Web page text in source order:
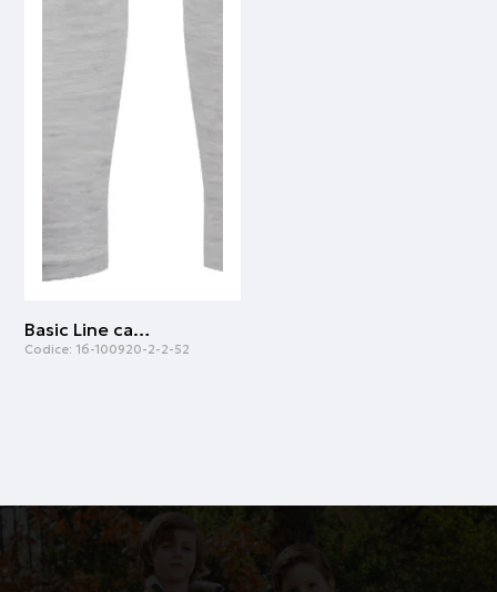
Basic Line capri leggings for girls | Grigio melange
Codice: 16-100920-2-2-52